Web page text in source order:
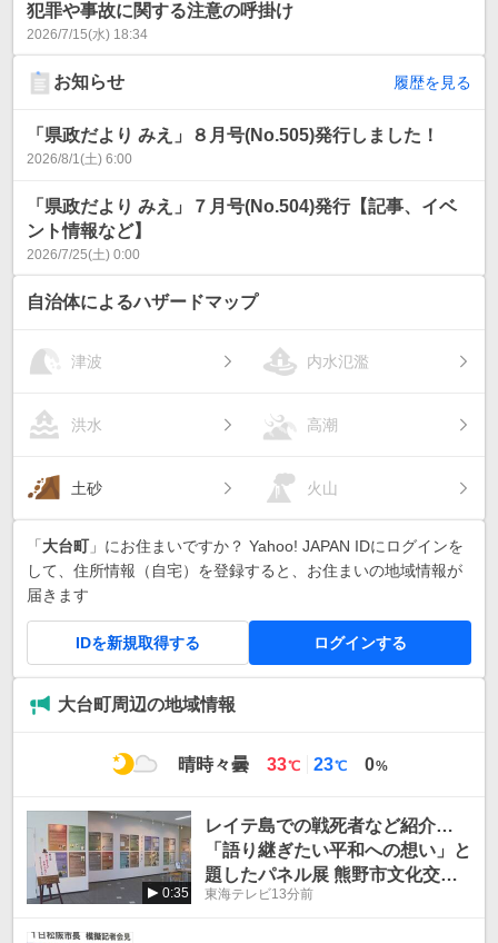
犯罪や事故に関する注意の呼掛け
2026/7/15(水) 18:34
お知らせ 履歴を見る
「県政だより みえ」８月号(No.505)発行しました！
2026/8/1(土) 6:00
「県政だより みえ」７月号(No.504)発行【記事、イベ
ント情報など】
2026/7/25(土) 0:00
自治体によるハザードマップ
津波 内水氾濫
洪水 高潮
土砂 火山
「大台町」にお住まいですか？ Yahoo! JAPAN IDにログインを
して、住所情報（自宅）を登録すると、お住まいの地域情報が
届きます
IDを新規取得する ログインする
大台町周辺の地域情報
晴時々曇
最
温
33℃
最
温
23℃ 0%
0:35
レイテ島での戦死者など紹介…
「語り継ぎたい平和への想い」と
題したパネル展 熊野市文化交流
センターで11日まで
東海テレビ13分前